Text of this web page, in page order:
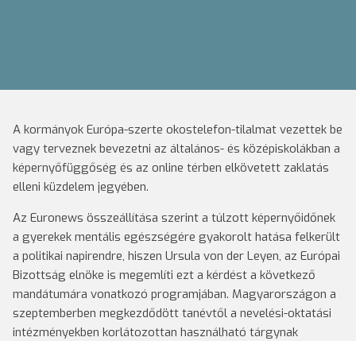
A kormányok Európa-szerte okostelefon-tilalmat vezettek be
vagy terveznek bevezetni az általános- és középiskolákban a
képernyőfüggőség és az online térben elkövetett zaklatás
elleni küzdelem jegyében.
Az Euronews összeállítása szerint a túlzott képernyőidőnek
a gyerekek mentális egészségére gyakorolt hatása felkerült
a politikai napirendre, hiszen Ursula von der Leyen, az Európai
Bizottság elnöke is megemlíti ezt a kérdést a következő
mandátumára vonatkozó programjában. Magyarországon a
szeptemberben megkezdődött tanévtől a nevelési-oktatási
intézményekben korlátozottan használható tárgynak